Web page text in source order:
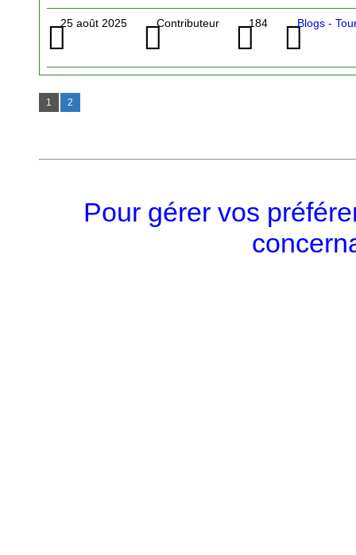
25 août 2025 Contributeur 184 Blogs -
1 2
Pour gérer vos